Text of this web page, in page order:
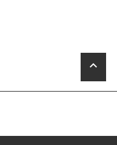
keyboard_arrow_up